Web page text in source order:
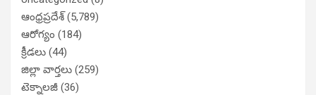
ఆంధ్రప్రదేశ్(5,789)
ఆరోగ్యం (184)
క్రీడలు (44)
జిల్లా వార్తలు (259)
టెక్నాలజీ (36)